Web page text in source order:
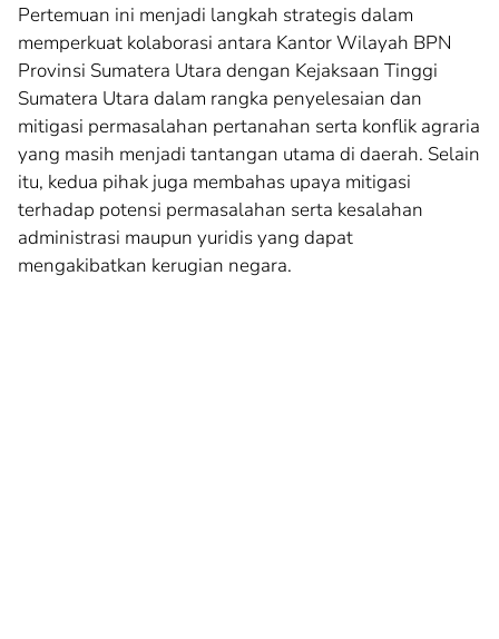
Pertemuan ini menjadi langkah strategis dalam
memperkuat kolaborasi antara Kantor Wilayah BPN
Provinsi Sumatera Utara dengan Kejaksaan Tinggi
Sumatera Utara dalam rangka penyelesaian dan
mitigasi permasalahan pertanahan serta konflik agraria
yang masih menjadi tantangan utama di daerah. Selain
itu, kedua pihak juga membahas upaya mitigasi
terhadap potensi permasalahan serta kesalahan
administrasi maupun yuridis yang dapat
mengakibatkan kerugian negara.